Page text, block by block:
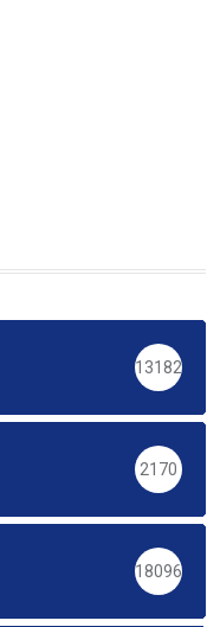
13182
2170
18096